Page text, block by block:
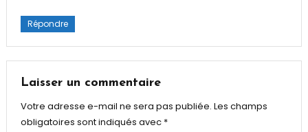
Répondre
Laisser un commentaire
Votre adresse e-mail ne sera pas publiée. Les champs
obligatoires sont indiqués avec *